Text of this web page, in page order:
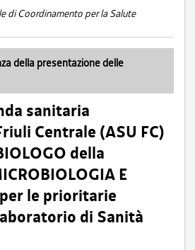
di Coordinamento per la Salute
della presentazione delle
sanitaria
Centrale (ASU FC)
della
E
le prioritarie
di Sanità